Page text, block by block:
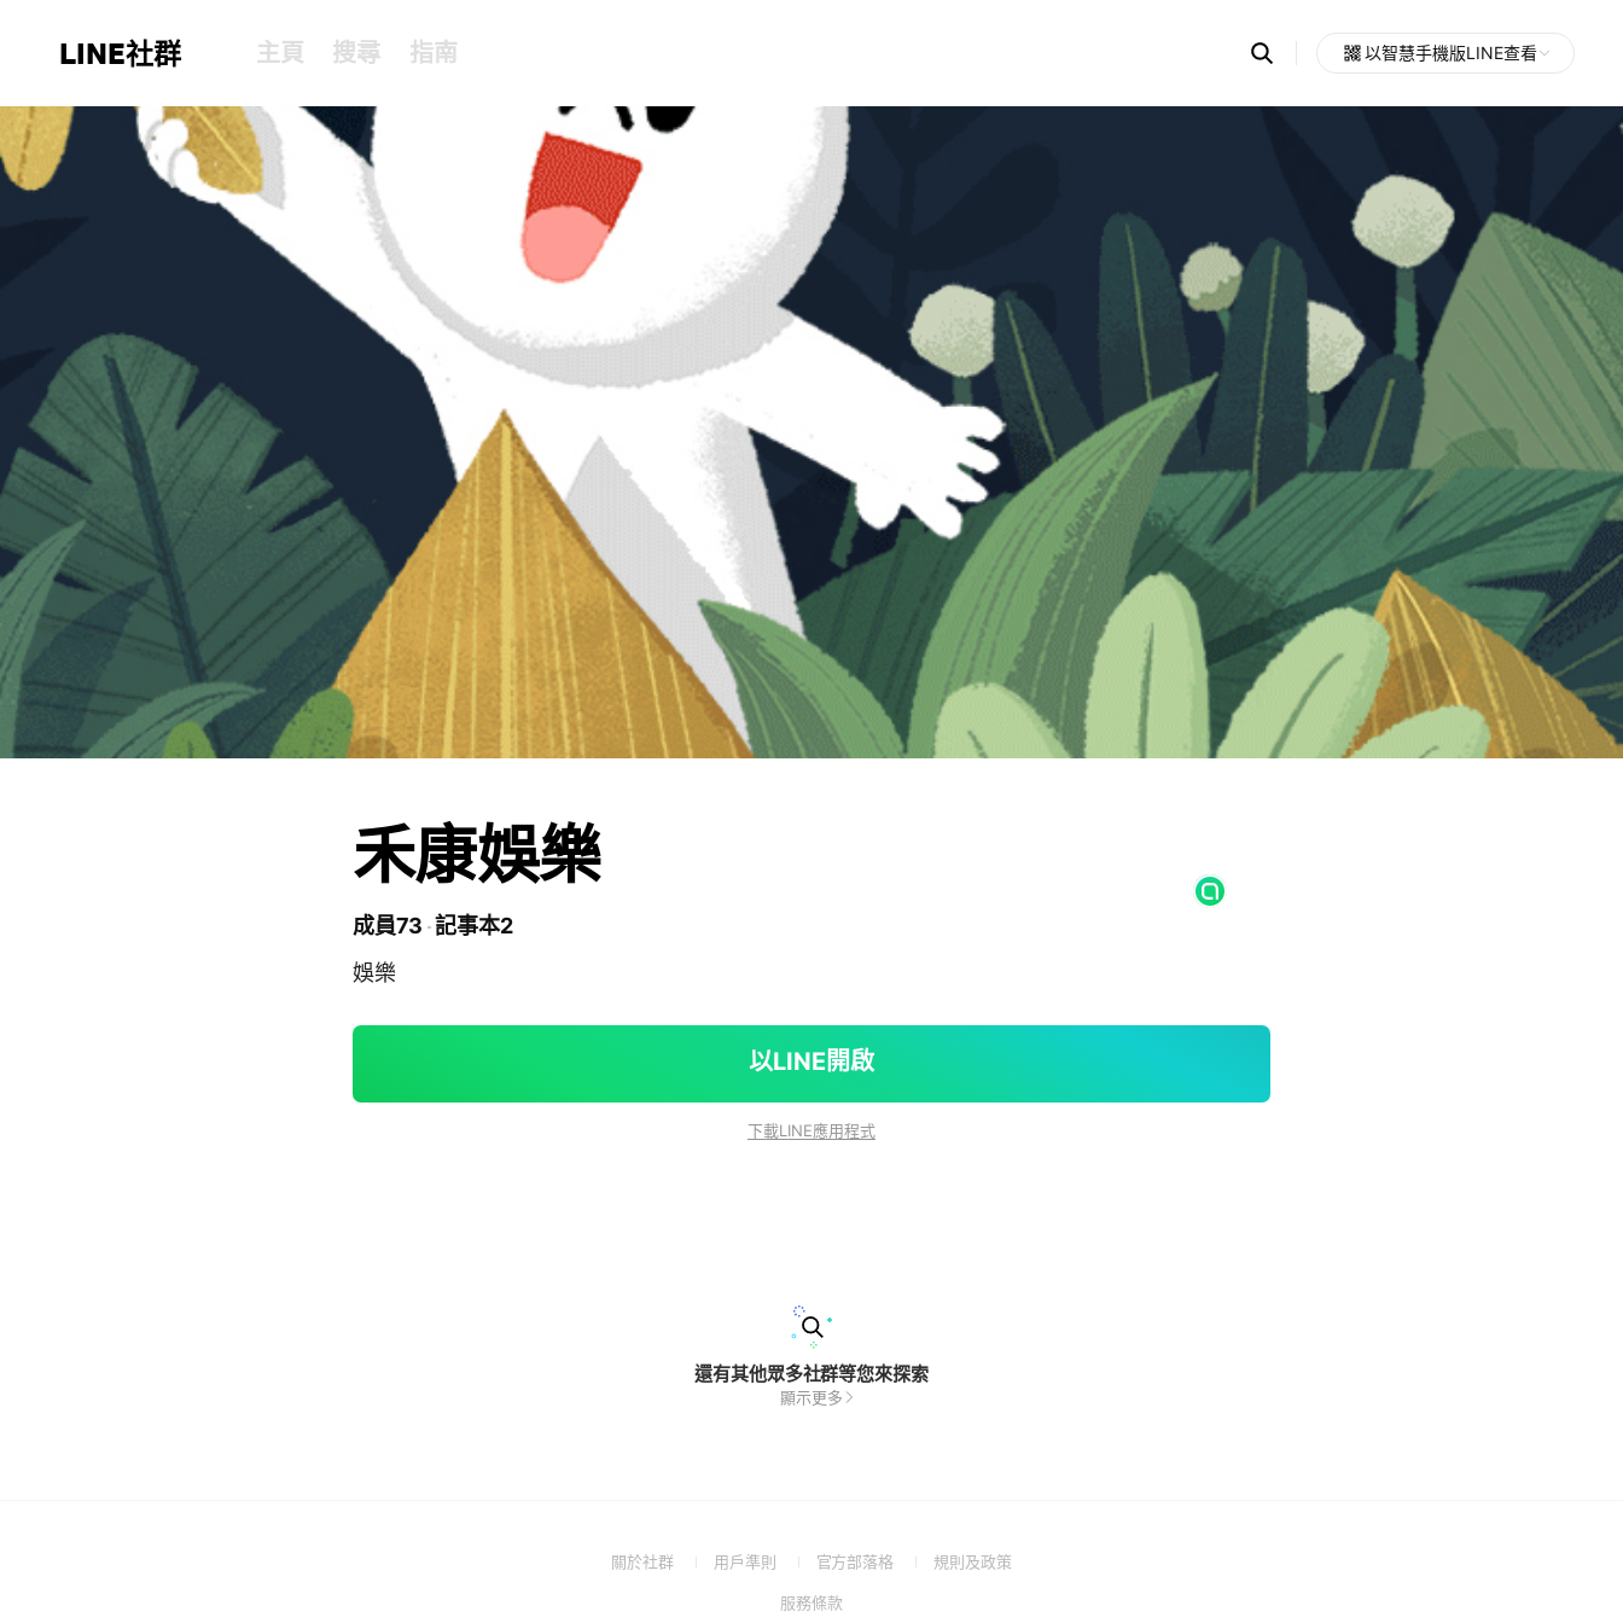
LINE社群 主頁 搜尋 指南 Search
OpenChats
messages
search
以智慧手機版LINE查看
禾康娛樂
成員73 記事本2
娛樂
以LINE開啟
下載LINE應用程式
還有其他眾多社群等您來探索
顯示更多
關於社群
(Open用戶準則
(Open
a
官方部落格
(Open規則及政策(Open
服務條款(Open